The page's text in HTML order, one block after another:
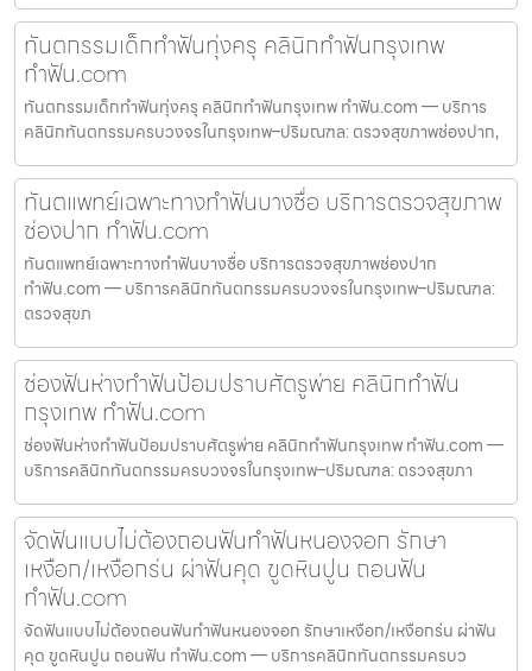
ทันตกรรมเด็กทำฟันทุ่งครุ คลินิกทำฟันกรุงเทพ
ทำฟัน.com
ทันตกรรมเด็กทำฟันทุ่งครุ คลินิกทำฟันกรุงเทพ ทำฟัน.com — บริการ
คลินิกทันตกรรมครบวงจรในกรุงเทพ–ปริมณฑล: ตรวจสุขภาพช่องปาก,
ทันตแพทย์เฉพาะทางทำฟันบางซื่อ บริการตรวจสุขภาพ
ช่องปาก ทำฟัน.com
ทันตแพทย์เฉพาะทางทำฟันบางซื่อ บริการตรวจสุขภาพช่องปาก
ทำฟัน.com — บริการคลินิกทันตกรรมครบวงจรในกรุงเทพ–ปริมณฑล:
ตรวจสุขภ
ช่องฟันห่างทำฟันป้อมปราบศัตรูพ่าย คลินิกทำฟัน
กรุงเทพ ทำฟัน.com
ช่องฟันห่างทำฟันป้อมปราบศัตรูพ่าย คลินิกทำฟันกรุงเทพ ทำฟัน.com —
บริการคลินิกทันตกรรมครบวงจรในกรุงเทพ–ปริมณฑล: ตรวจสุขภา
จัดฟันแบบไม่ต้องถอนฟันทำฟันหนองจอก รักษา
เหงือก/เหงือกร่น ผ่าฟันคุด ขูดหินปูน ถอนฟัน
ทำฟัน.com
จัดฟันแบบไม่ต้องถอนฟันทำฟันหนองจอก รักษาเหงือก/เหงือกร่น ผ่าฟัน
คุด ขูดหินปูน ถอนฟัน ทำฟัน.com — บริการคลินิกทันตกรรมครบว